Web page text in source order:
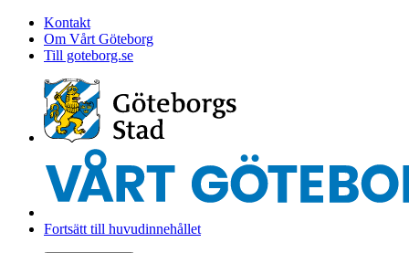
Kontakt
Om Vårt Göteborg
Till goteborg.se
Fortsätt till huvudinnehållet